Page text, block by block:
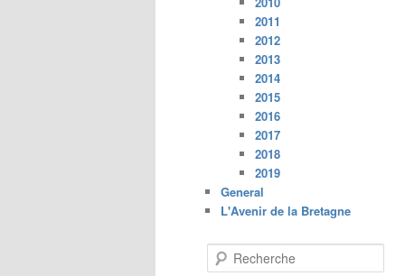
2011
2012
2013
2014
2015
2016
2017
2018
2019
General
L'Avenir de la Bretagne
e